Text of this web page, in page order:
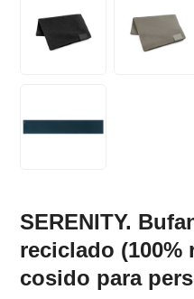
SERENITY.
reciclado (100%
cosido para